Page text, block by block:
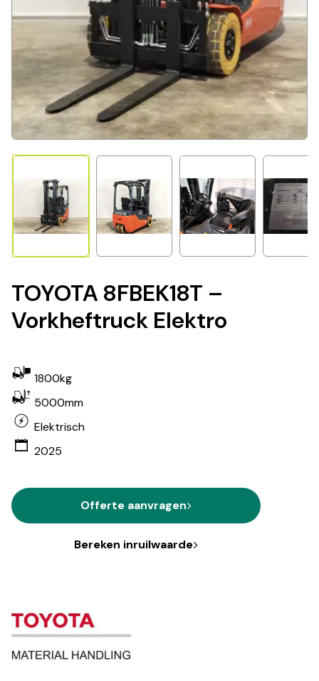
TOYOTA 8FBEK18T –
Vorkheftruck Elektro
1800kg
5000mm
Elektrisch
2025
Offerte aanvragen
Bereken inruilwaarde